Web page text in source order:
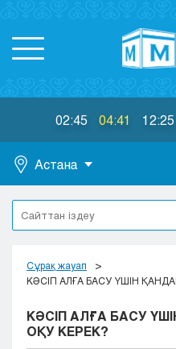
02:45 04:41 12:25
Астана
Астана
Алматы
Актобе
Атырау
Караганда
Кокшетау
Сұрақ жауап
КӘСІП АЛҒА БАСУ ҮШІН
КӘСІП АЛҒА БАСУ
ОҚУ КЕРЕК?